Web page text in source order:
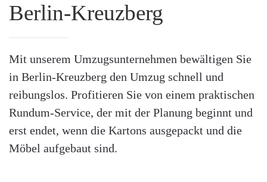
Berlin-Kreuzberg
Mit unserem Umzugsunternehmen bewältigen Sie
in Berlin-Kreuzberg den Umzug schnell und
reibungslos. Profitieren Sie von einem praktischen
Rundum-Service, der mit der Planung beginnt und
erst endet, wenn die Kartons ausgepackt und die
Möbel aufgebaut sind.